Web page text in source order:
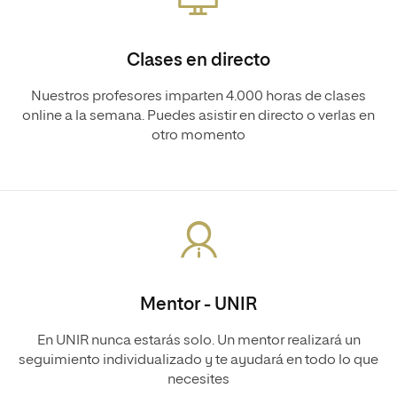
Clases en directo
Nuestros profesores imparten 4.000 horas de clases
online a la semana. Puedes asistir en directo o verlas en
otro momento
Mentor - UNIR
En UNIR nunca estarás solo. Un mentor realizará un
seguimiento individualizado y te ayudará en todo lo que
necesites